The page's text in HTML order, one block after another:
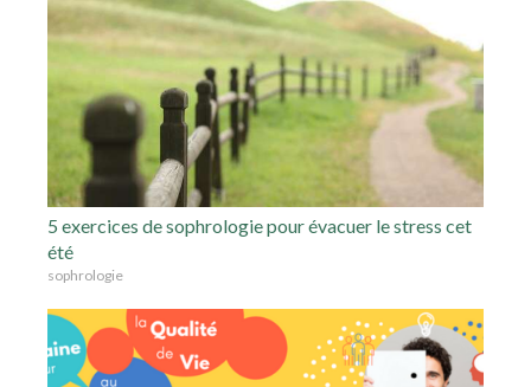
5 exercices de sophrologie pour évacuer le stress cet
été
sophrologie